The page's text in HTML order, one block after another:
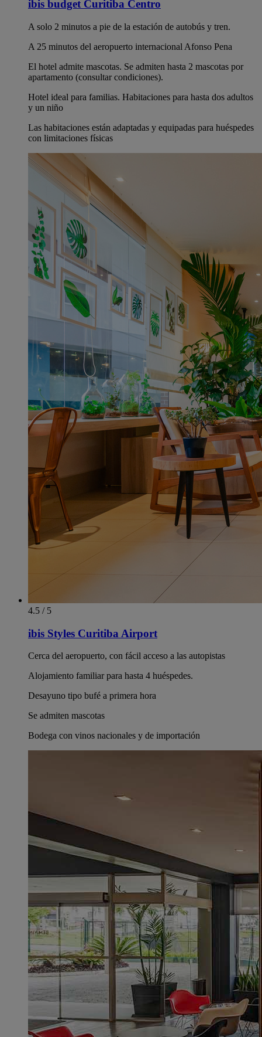
ibis budget Curitiba Centro
A solo 2 minutos a pie de la estación de autobús y tren.
A 25 minutos del aeropuerto internacional Afonso Pena
El hotel admite mascotas. Se admiten hasta 2 mascotas por
apartamento (consultar condiciones).
Hotel ideal para familias. Habitaciones para hasta dos adultos
y un niño
Las habitaciones están adaptadas y equipadas para huéspedes
con limitaciones físicas
4.5 / 5
ibis Styles Curitiba Airport
Cerca del aeropuerto, con fácil acceso a las autopistas
Alojamiento familiar para hasta 4 huéspedes.
Desayuno tipo bufé a primera hora
Se admiten mascotas
Bodega con vinos nacionales y de importación